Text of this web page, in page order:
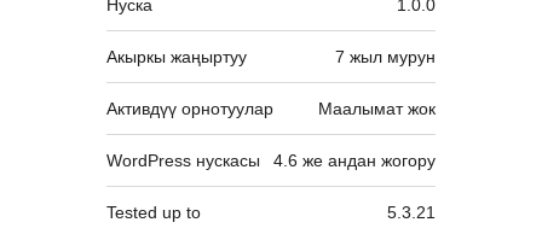
Нуска 1.0.0
Акыркы жаңыртуу 7 жыл мурун
Активдүү орнотуулар Маалымат жок
WordPress нускасы 4.6 же андан жогору
Tested up to 5.3.21